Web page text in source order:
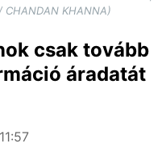
KHANNA)
csak tovább
áradatát